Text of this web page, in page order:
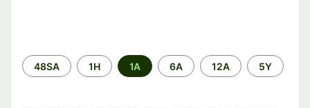
Zaman
aralığı
48SA 1H 1A 6A 12A 5Y